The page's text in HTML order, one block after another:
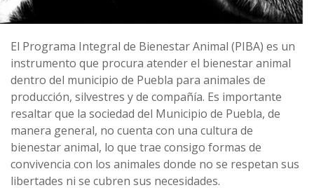
El Programa Integral de Bienestar Animal (PIBA) es un
instrumento que procura atender el bienestar animal
dentro del municipio de Puebla para animales de
producción, silvestres y de compañía. Es importante
resaltar que la sociedad del Municipio de Puebla, de
manera general, no cuenta con una cultura de
bienestar animal, lo que trae consigo formas de
convivencia con los animales donde no se respetan sus
libertades ni se cubren sus necesidades.